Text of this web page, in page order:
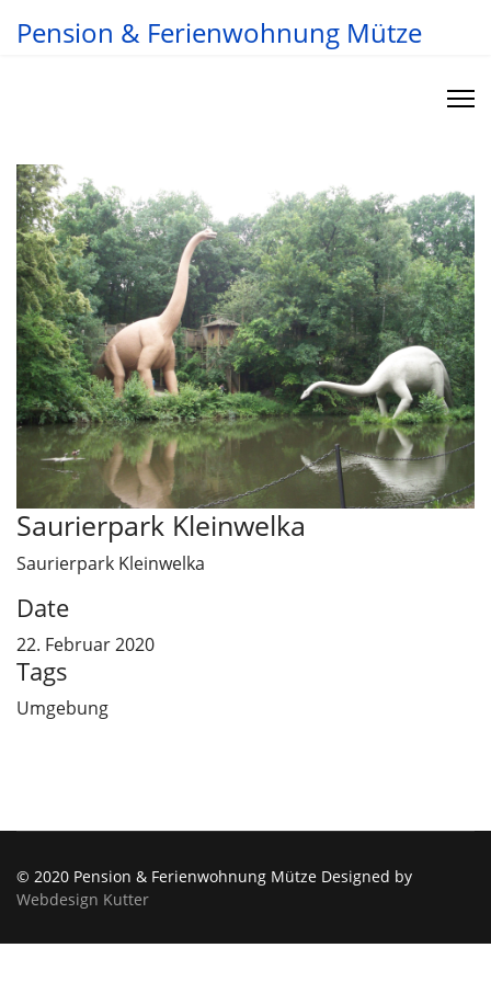
Pension & Ferienwohnung Mütze
Saurierpark Kleinwelka
Saurierpark Kleinwelka
Date
22. Februar 2020
Tags
Umgebung
© 2020 Pension & Ferienwohnung Mütze Designed by
Webdesign Kutter